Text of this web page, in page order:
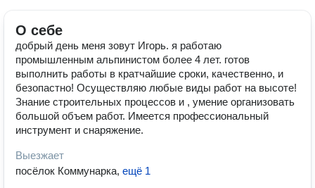
О себе
добрый день меня зовут Игорь. я работаю
промышленным альпинистом более 4 лет. готов
выполнить работы в кратчайшие сроки, качественно, и
безопастно! Осуществляю любые виды работ на высоте!
Знание строительных процессов и , умение организовать
большой объем работ. Имеется профессиональный
инструмент и снаряжение.
Выезжает
посёлок Коммунарка, ещё 1